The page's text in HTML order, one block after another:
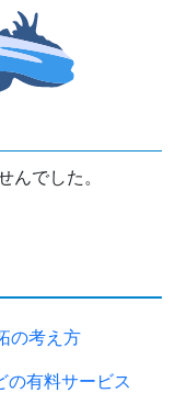
んでした。
の考え方
の有料サービス